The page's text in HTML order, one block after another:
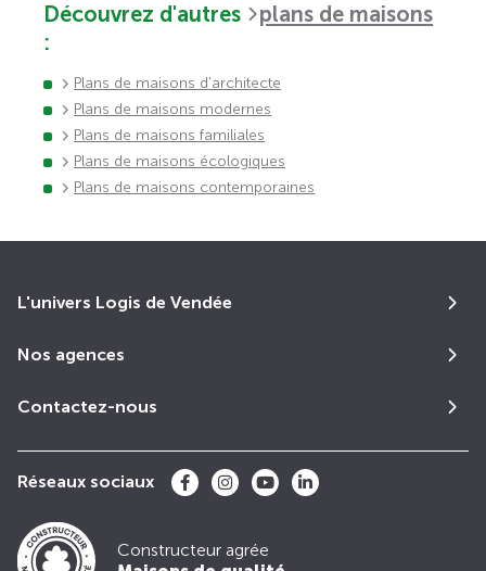
Découvrez d'autres
plans de maisons
:
Plans de maisons d'architecte
Plans de maisons modernes
Plans de maisons familiales
Plans de maisons écologiques
Plans de maisons contemporaines
L'univers Logis de Vendée
Nos agences
Contactez-nous
Réseaux sociaux
Constructeur agrée